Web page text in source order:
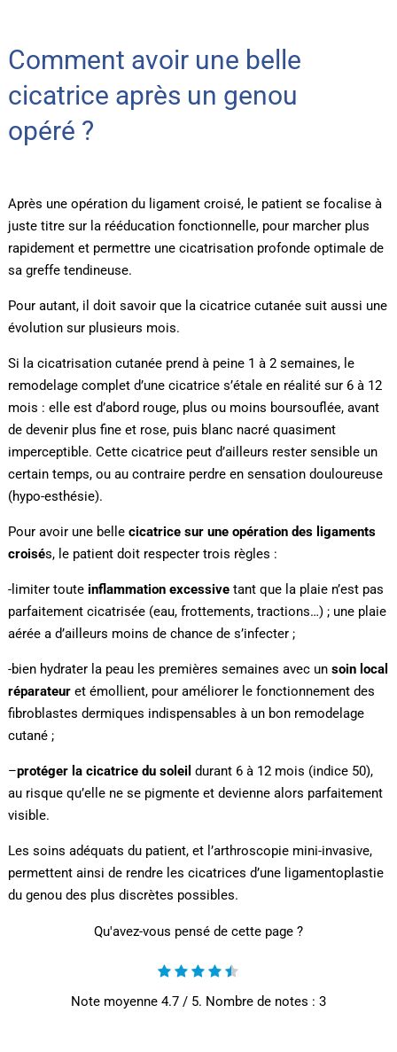
Comment avoir une belle
cicatrice après un genou
opéré ?
Après une opération du ligament croisé, le patient se focalise à
juste titre sur la rééducation fonctionnelle, pour marcher plus
rapidement et permettre une cicatrisation profonde optimale de
sa greffe tendineuse.
Pour autant, il doit savoir que la cicatrice cutanée suit aussi une
évolution sur plusieurs mois.
Si la cicatrisation cutanée prend à peine 1 à 2 semaines, le
remodelage complet d’une cicatrice s’étale en réalité sur 6 à 12
mois : elle est d’abord rouge, plus ou moins boursouflée, avant
de devenir plus fine et rose, puis blanc nacré quasiment
imperceptible. Cette cicatrice peut d’ailleurs rester sensible un
certain temps, ou au contraire perdre en sensation douloureuse
(hypo-esthésie).
Pour avoir une belle cicatrice sur une opération des ligaments
croisés, le patient doit respecter trois règles :
-limiter toute inflammation excessivetant que la plaie n’est pas
parfaitement cicatrisée (eau, frottements, tractions…) ; une plaie
aérée a d’ailleurs moins de chance de s’infecter ;
-bien hydrater la peau les premières semaines avec un soin local
réparateuret émollient, pour améliorer le fonctionnement des
fibroblastes dermiques indispensables à un bon remodelage
cutané ;
–protéger la cicatrice du soleil durant 6 à 12 mois (indice 50),
au risque qu’elle ne se pigmente et devienne alors parfaitement
visible.
Les soins adéquats du patient, et l’arthroscopie mini-invasive,
permettent ainsi de rendre les cicatrices d’une ligamentoplastie
du genou des plus discrètes possibles.
Qu'avez-vous pensé de cette page ?
Note moyenne 4.7/ 5. Nombre de notes : 3